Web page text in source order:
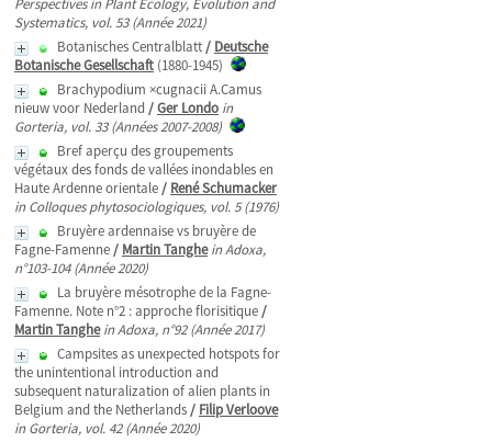
Perspectives in Plant Ecology, Evolution and
Systematics, vol. 53 (Année 2021)
Botanisches Centralblatt/ Deutsche
Botanische Gesellschaft (1880-1945)
Brachypodium ×cugnacii A.Camus
nieuw voor Nederland /Ger Londo in
Gorteria, vol. 33 (Années 2007-2008)
Bref aperçu des groupements
végétaux des fonds de vallées inondables en
Haute Ardenne orientale/ René Schumacker
in Colloques phytosociologiques, vol. 5 (1976)
Bruyère ardennaise vs bruyère de
Fagne-Famenne/ Martin Tanghe in Adoxa,
n°103-104 (Année 2020)
La bruyère mésotrophe de la Fagne-
Famenne. Note n°2 : approche florisitique/
Martin Tanghe in Adoxa, n°92 (Année 2017)
Campsites as unexpected hotspots for
the unintentional introduction and
subsequent naturalization of alien plants in
Belgium and the Netherlands/ Filip Verloove
in Gorteria, vol. 42 (Année 2020)